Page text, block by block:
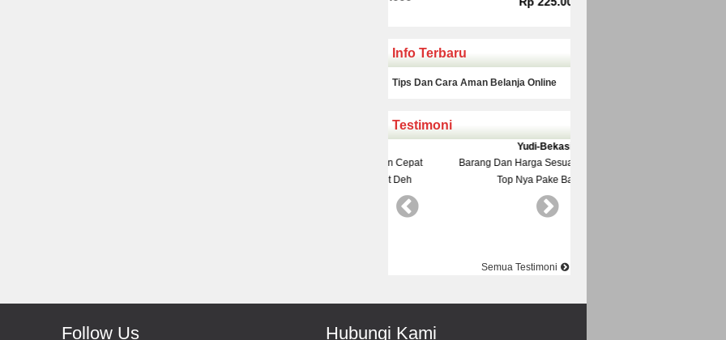
Info Terbaru
Tips Dan Cara Aman Belanja Online
Testimoni
Barang Dan Harga Sesuai Kualitasnya
Top Nya Pake Banget
Semua Testimoni
Follow Us Hubungi Kami